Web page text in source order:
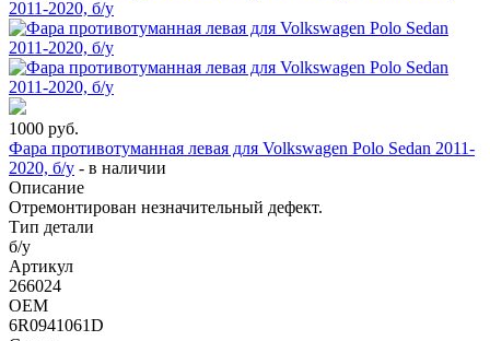
1000 руб.
Фара противотуманная левая для Volkswagen Polo Sedan 2011-
2020, б/у - в наличии
Описание
Отремонтирован незначительный дефект.
Тип детали
б/у
Артикул
266024
OEM
6R0941061D